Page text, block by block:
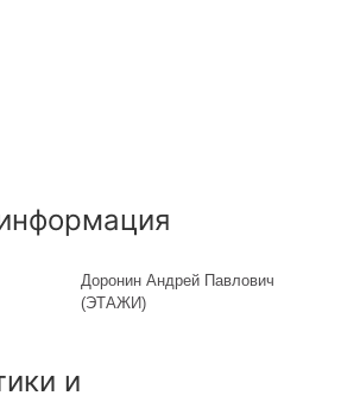
Доронин Андрей Павлович
(ЭТАЖИ)
и